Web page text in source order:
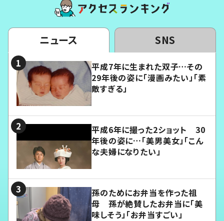
ニュース SNS
平成7年に生まれた双子…その
29年後の姿に「漫画みたい」「素
敵すぎる」
平成6年に撮った2ショット 30
年後の姿に…「美男美女」「こん
な夫婦になりたい」
孫のためにお弁当を作った祖
母 孫が絶賛したお弁当に「美
味しそう」「お弁当すごい」